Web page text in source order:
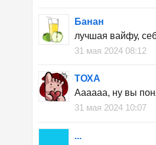
Банан
лучшая вайфу,
31 мая 2024 08:12
TОХА
Аааааа, ну вы
31 мая 2024 10:07
...